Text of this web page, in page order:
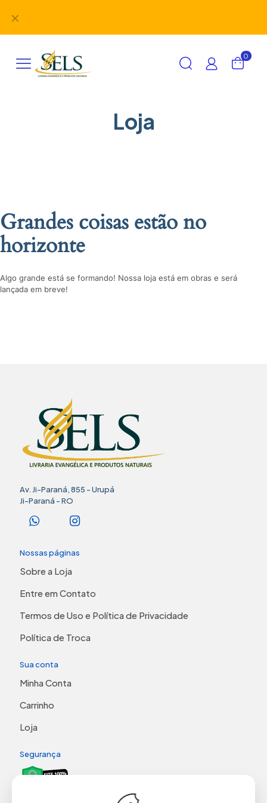
✕
0
Loja
Grandes coisas estão no
horizonte
Algo grande está se formando! Nossa loja está em obras e será
lançada em breve!
Av. Ji-Paraná, 855 - Urupá
Ji-Paraná - RO
Nossas páginas
Sobre a Loja
Entre em Contato
Termos de Uso e Política de Privacidade
Política de Troca
Sua conta
Minha Conta
Carrinho
Loja
Segurança